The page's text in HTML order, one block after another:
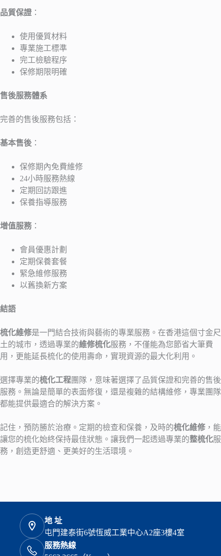
品質保證 ：
使用優質材料
專業施工標準
完工檢驗程序
保修期限明確
售後服務體系
完善的售後服務包括：
基本售後 ：
保修期內免費維修
24小時服務熱線
定期回訪跟進
保養指導服務
增值服務 ：
會員優惠計劃
定期保養套餐
緊急維修服務
以舊換新方案
結語
梳化維修是一門結合技術與藝術的專業服務。在香港這個寸金尺
土的城市，透過專業的維修梳化服務，不僅能為您節省大筆費
用，更能延長梳化的使用壽命，實現資源的最大化利用。
選擇專業的梳化工程團隊，意味著選擇了品質保證和完善的售後
服務。無論是簡單的表面修復，還是複雜的結構維修，專業團隊
都能提供最適合的解決方案。
記住，預防勝於治療。定期的檢查和保養，及時的梳化維修，能
讓您的梳化始終保持最佳狀態。讓我們一起透過專業的整梳化服
務，創造更舒適、更美好的生活環境。
地 址
屯門建泰街6號恆威工業中心A2座3樓4室
服務熱線